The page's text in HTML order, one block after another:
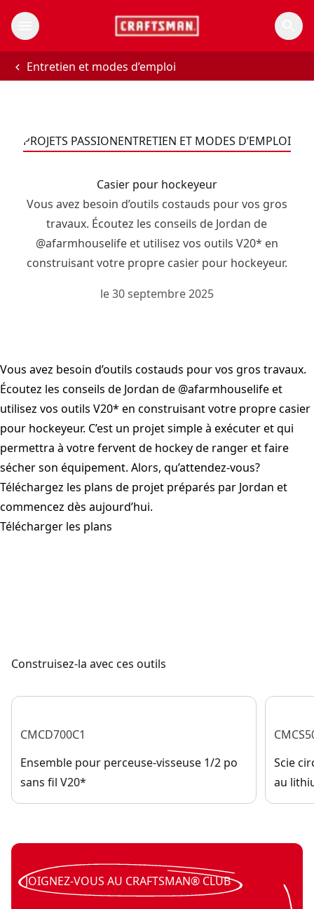
Entretien et modes d’emploi
PROJETS PASSIONENTRETIEN ET MODES D’EMPLOI
Casier pour hockeyeur
Vous avez besoin d’outils costauds pour vos gros
travaux. Écoutez les conseils de Jordan de
@afarmhouselife et utilisez vos outils V20* en
construisant votre propre casier pour hockeyeur.
le 30 septembre 2025
Vous avez besoin d’outils costauds pour vos gros travaux.
Écoutez les conseils de Jordan de @afarmhouselife et
utilisez vos outils V20* en construisant votre propre casier
pour hockeyeur. C’est un projet simple à exécuter et qui
permettra à votre fervent de hockey de ranger et faire
sécher son équipement. Alors, qu’attendez-vous?
Téléchargez les plans de projet préparés par Jordan et
commencez dès aujourd’hui.
Télécharger les plans
Construisez-la avec ces outils
CMCD700C1
Ensemble pour perceuse-visseuse 1/2 po
sans fil V20*
Scie
au
JOIGNEZ-VOUS AU CRAFTSMAN® CLUB